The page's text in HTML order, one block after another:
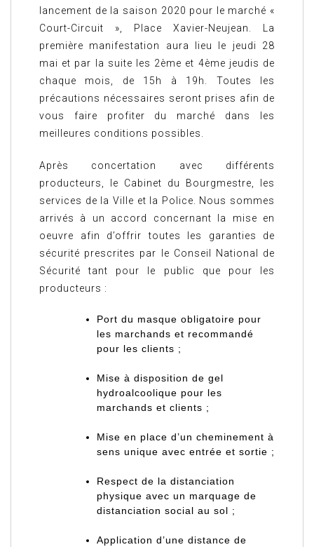
lancement de la saison 2020 pour le marché «
Court-Circuit », Place Xavier-Neujean. La
première manifestation aura lieu le jeudi 28
mai et par la suite les 2ème et 4ème jeudis de
chaque mois, de 15h à 19h. Toutes les
précautions nécessaires seront prises afin de
vous faire profiter du marché dans les
meilleures conditions possibles.
Après concertation avec différents
producteurs, le Cabinet du Bourgmestre, les
services de la Ville et la Police. Nous sommes
arrivés à un accord concernant la mise en
oeuvre afin d’offrir toutes les garanties de
sécurité prescrites par le Conseil National de
Sécurité tant pour le public que pour les
producteurs :
Port du masque obligatoire pour
les marchands et recommandé
pour les clients ;
Mise à disposition de gel
hydroalcoolique pour les
marchands et clients ;
Mise en place d’un cheminement à
sens unique avec entrée et sortie ;
Respect de la distanciation
physique avec un marquage de
distanciation social au sol ;
Application d’une distance de